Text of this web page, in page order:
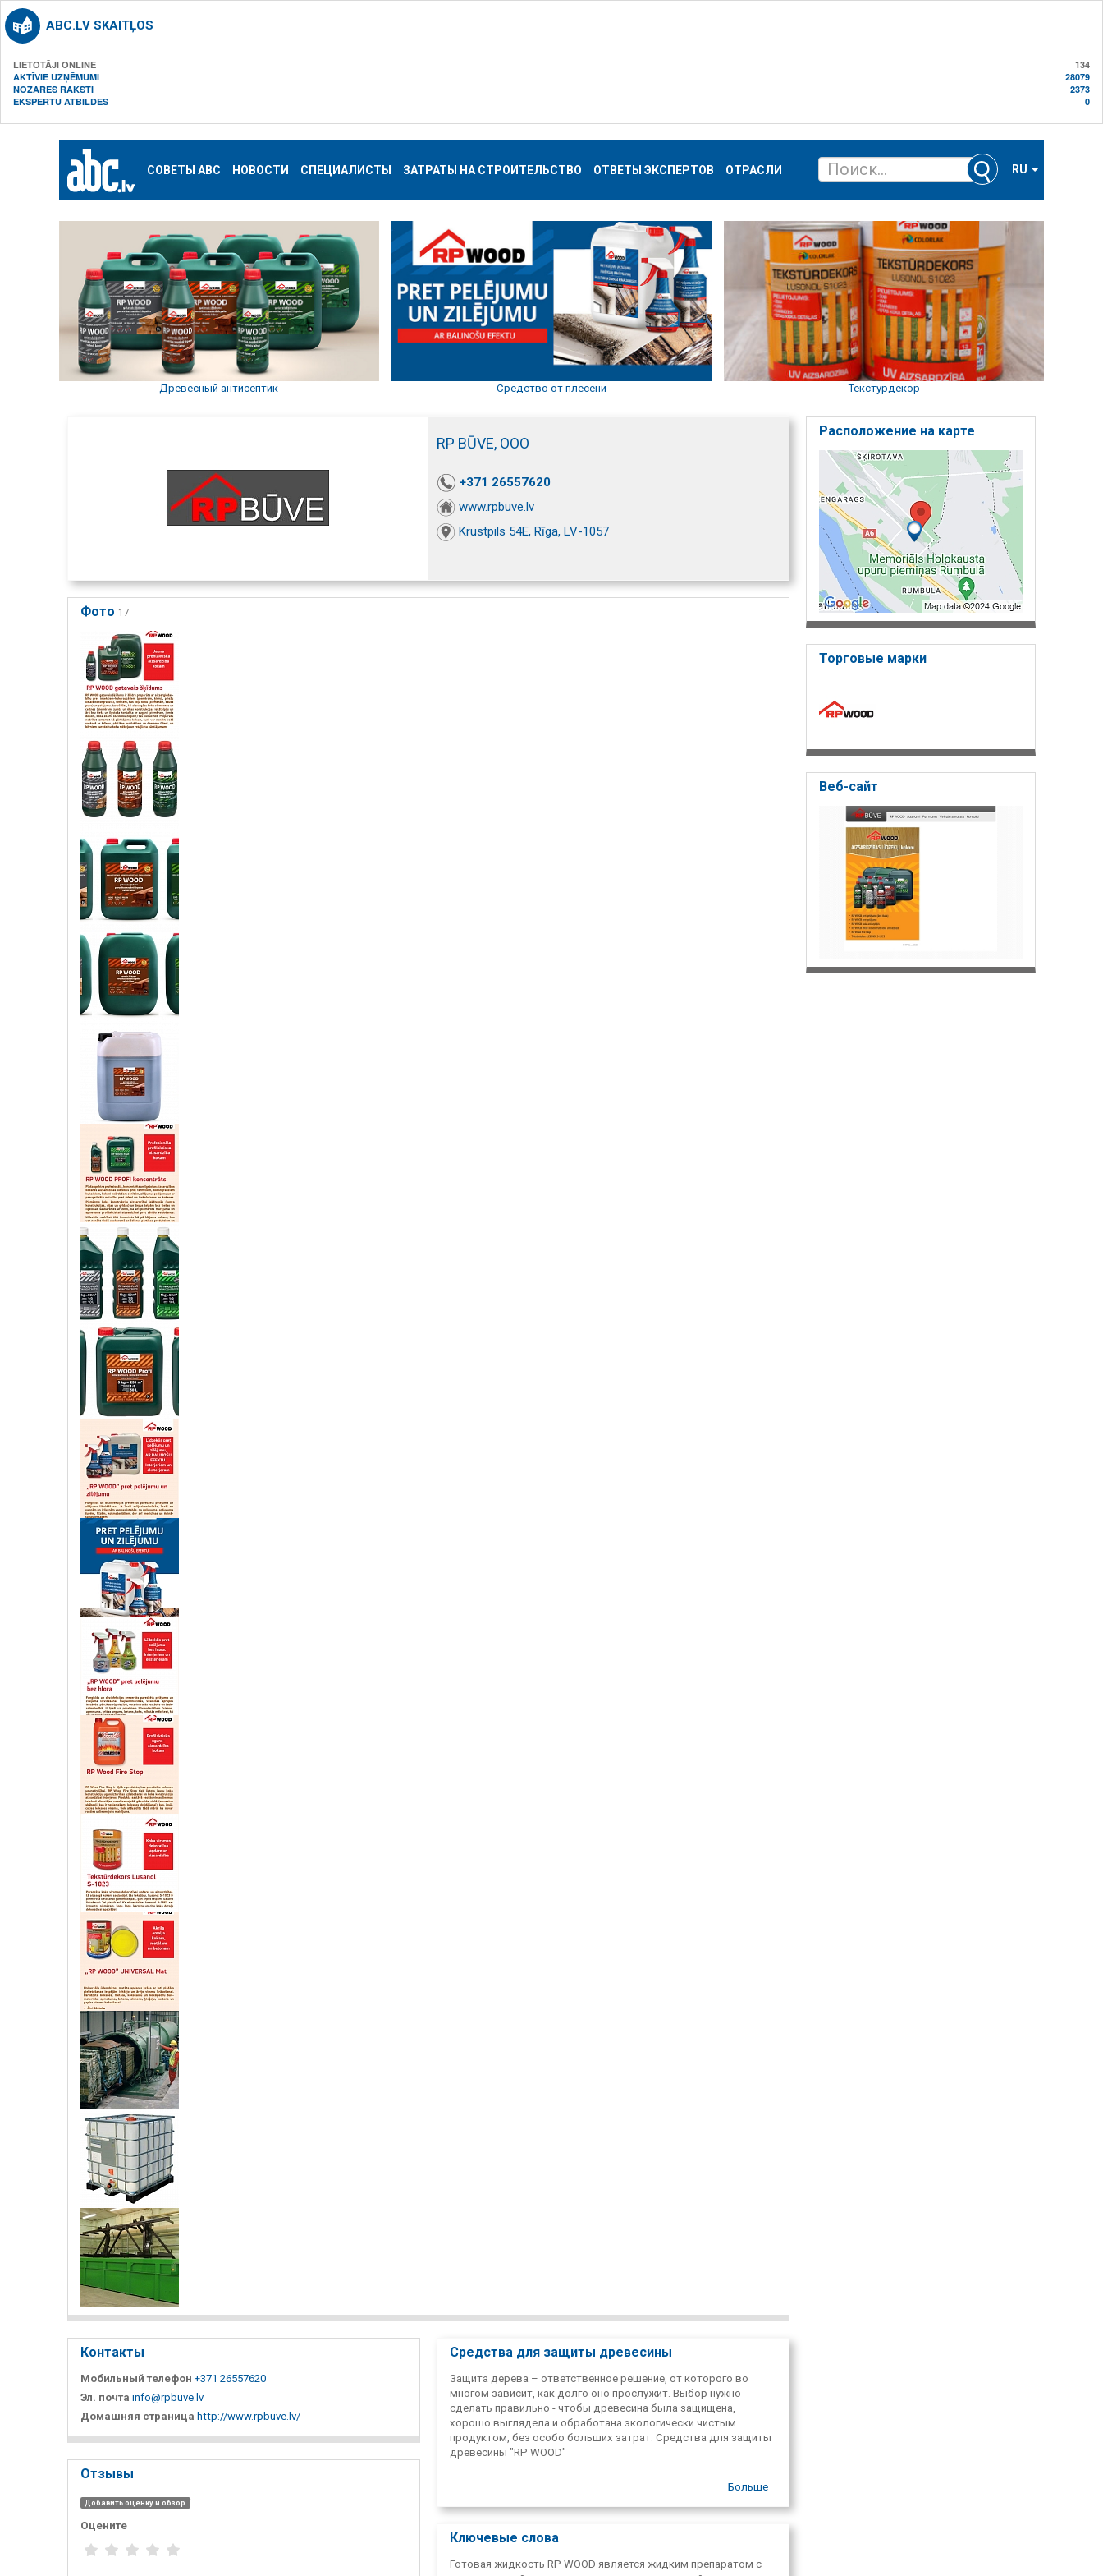
ABC.LV SKAITĻOS
LIETOTĀJI ONLINE
134
AKTĪVIE UZŅĒMUMI
28079
NOZARES RAKSTI
2373
EKSPERTU ATBILDES
0
СОВЕТЫ ABC НОВОСТИ СПЕЦИАЛИСТЫ ЗАТРАТЫ НА СТРОИТЕЛЬСТВО ОТВЕТЫ ЭКСПЕРТОВ ОТРАСЛИ RU
Древесный антисептик Средство от плесени Текстурдекор
RP BŪVE, ООО
+371 26557620
www.rpbuve.lv
Krustpils 54E, Rīga, LV-1057
Фото 17
Контакты
Мобильный телефон +371 26557620
Эл. почта info@rpbuve.lv
Домашняя страница http://www.rpbuve.lv/
Отзывы
Добавить оценку и обзор
Оцените
Средства для защиты древесины
Защита дерева – ответственное решение, от которого во
многом зависит, как долго оно прослужит. Выбор нужно
сделать правильно - чтобы древесина была защищена,
хорошо выглядела и обработана экологически чистым
продуктом, без особо больших затрат. Средства для защиты
древесины "RP WOOD"
Больше
Ключевые слова
Готовая жидкость RP WOOD является жидким препаратом с
Расположение на карте
Торговые марки
Веб-сайт